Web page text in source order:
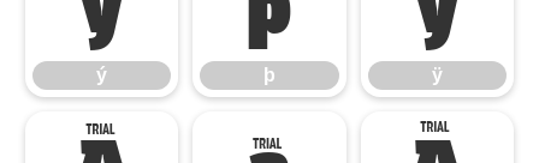
ý þ ÿ